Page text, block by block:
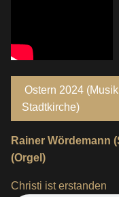
Ostern 2024
Stadtkirche)
Rainer Wördemann
(Orgel)
Christi ist erstanden